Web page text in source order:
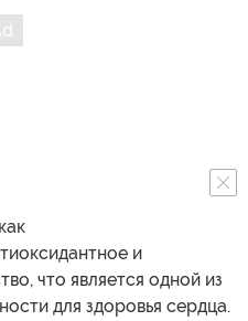
и
что является одной из
для здоровья сердца.